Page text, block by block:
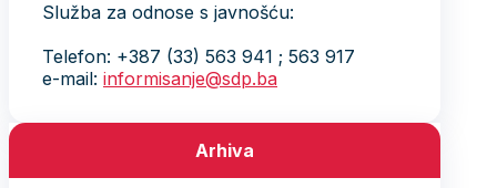
Služba za odnose s javnošću:
Telefon: +387 (33) 563 941 ; 563 917
e-mail: informisanje@sdp.ba
Arhiva